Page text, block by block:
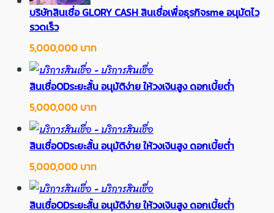
บริษัทสินเชื่อ GLORY CASH สินเชื่อเพื่อธุรกิจsme อนุมัตไว
รวดเร็ว
5,000,000 บาท
สินเชื่อODระยะสั้น อนุมัติง่าย ให้วงเงินสูง ดอกเบี้ยต่ำ
5,000,000 บาท
สินเชื่อODระยะสั้น อนุมัติง่าย ให้วงเงินสูง ดอกเบี้ยต่ำ
5,000,000 บาท
สินเชื่อODระยะสั้น อนุมัติง่าย ให้วงเงินสูง ดอกเบี้ยต่ำ